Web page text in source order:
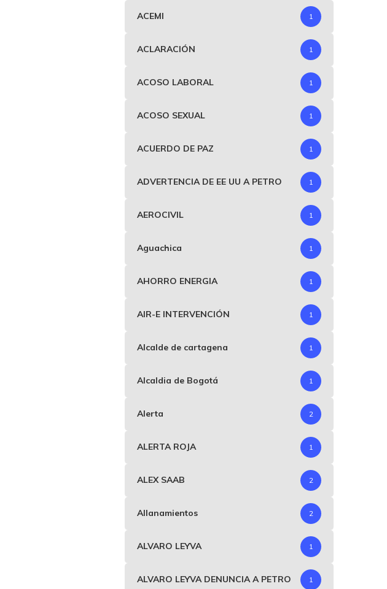
ACEMI 1
ACLARACIÓN 1
ACOSO LABORAL 1
ACOSO SEXUAL 1
ACUERDO DE PAZ 1
ADVERTENCIA DE EE UU A PETRO 1
AEROCIVIL 1
Aguachica 1
AHORRO ENERGIA 1
AIR-E INTERVENCIÓN 1
Alcalde de cartagena 1
Alcaldia de Bogotá 1
Alerta 2
ALERTA ROJA 1
ALEX SAAB 2
Allanamientos 2
ALVARO LEYVA 1
ALVARO LEYVA DENUNCIA A PETRO 1